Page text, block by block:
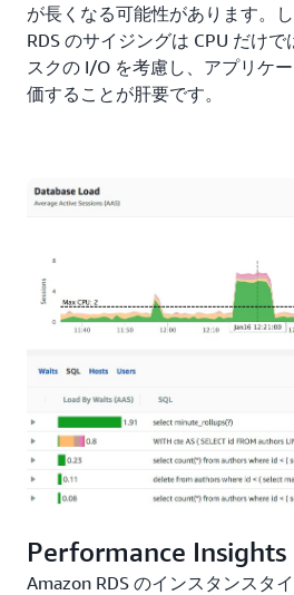
が長くなる可能性があります。
RDS のサイジングは CPU だけ
スクの I/O を考慮し、アプリケ
価することが肝要です。
Performance Insights
Amazon RDS のインスタンスタ